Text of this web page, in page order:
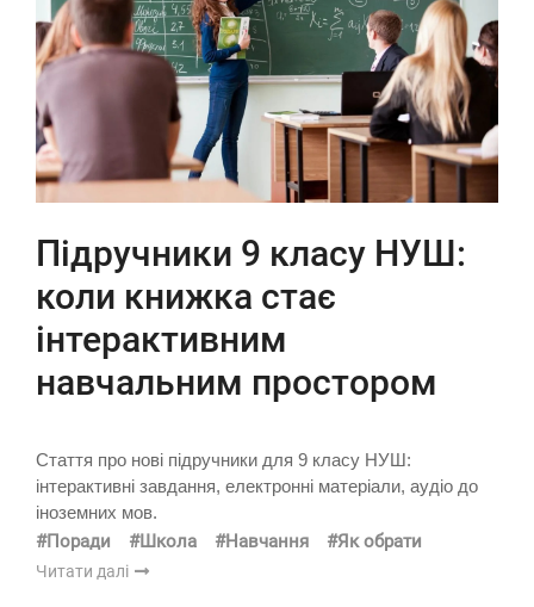
Підручники 9 класу НУШ:
коли книжка стає
інтерактивним
навчальним простором
Стаття про нові підручники для 9 класу НУШ:
інтерактивні завдання, електронні матеріали, аудіо до
іноземних мов.
#Поради #Школа #Навчання #Як обрати
Читати далі